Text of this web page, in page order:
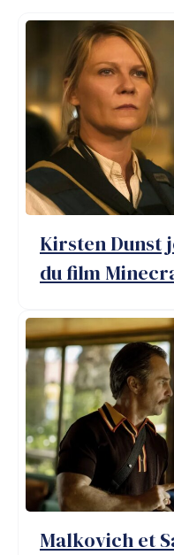
Kirsten Dunst
du film
Malkovich et